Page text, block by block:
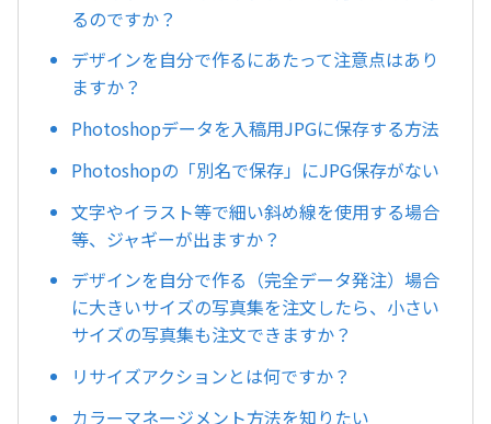
るのですか？
デザインを自分で作るにあたって注意点はあり
ますか？
Photoshopデータを入稿用JPGに保存する方法
Photoshopの「別名で保存」にJPG保存がない
文字やイラスト等で細い斜め線を使用する場合
等、ジャギーが出ますか？
デザインを自分で作る（完全データ発注）場合
に大きいサイズの写真集を注文したら、小さい
サイズの写真集も注文できますか？
リサイズアクションとは何ですか？
カラーマネージメント方法を知りたい